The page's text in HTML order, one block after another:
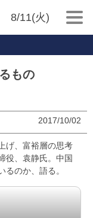
8/11(火)
もの
2017/10/02
げ、富裕層の思考
役、袁静氏。中国
るのか、語る。